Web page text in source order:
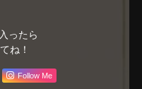
ったら
ね！
Follow Me